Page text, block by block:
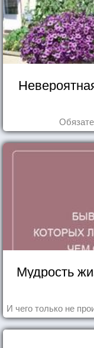
Мудрость
И чего только не